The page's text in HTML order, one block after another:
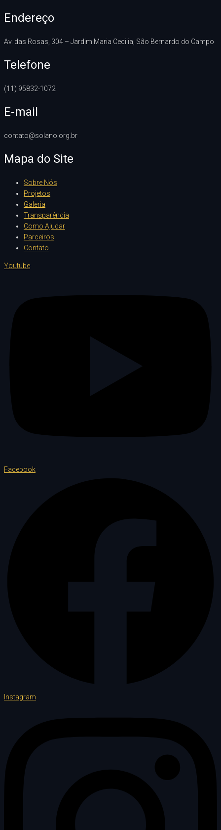
Endereço
Av. das Rosas, 304 – Jardim Maria Cecilia, São Bernardo do Campo
Telefone
(11) 95832-1072
E-mail
contato@solano.org.br
Mapa do Site
Sobre Nós
Projetos
Galeria
Transparência
Como Ajudar
Parceiros
Contato
Youtube
Facebook
Instagram